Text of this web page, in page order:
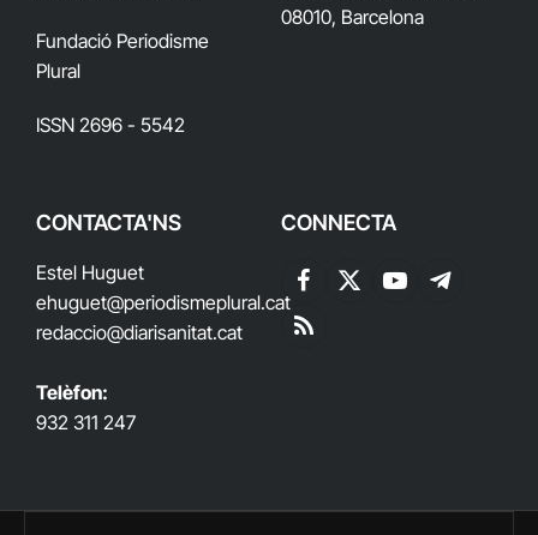
Fundació Periodisme
Plural
ISSN 2696 - 5542
08010, Barcelona
CONTACTA'NS
Estel Huguet
ehuguet@periodismeplural.cat
redaccio@diarisanitat.cat
Telèfon:
932 311 247
CONNECTA
Facebook
X
YouTubeTelegram
RSS